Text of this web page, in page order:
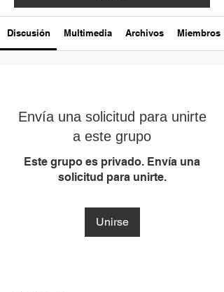
Discusión Multimedia Archivos Miembros
Envía una solicitud para unirte
a este grupo
Este grupo es privado. Envía una
solicitud para unirte.
Unirse